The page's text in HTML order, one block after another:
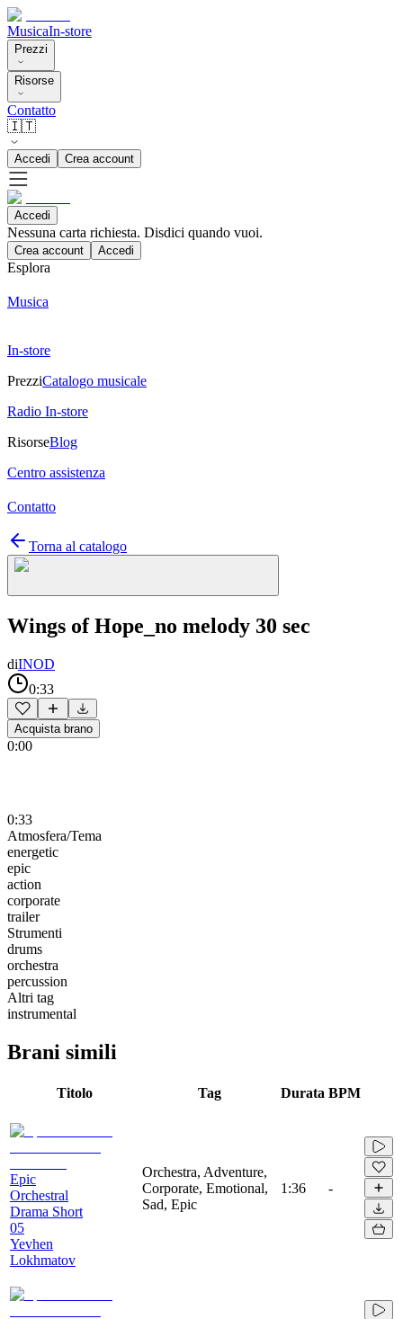
MusicaIn-store
Prezzi
Risorse
Contatto
🇮🇹
Accedi Crea account
Accedi
Nessuna carta richiesta. Disdici quando vuoi.
Crea account Accedi
Esplora
Musica
In-store
PrezziCatalogo musicale
Radio In-store
RisorseBlog
Centro assistenza
Contatto
Torna al catalogo
Wings of Hope_no melody 30 sec
diINOD
0:33
Acquista brano
0:00
0:33
Atmosfera/Tema
energetic
epic
action
corporate
trailer
Strumenti
drums
orchestra
percussion
Altri tag
instrumental
Brani simili
Titolo Tag Durata BPM
Epic
Orchestral
Drama Short
05
Yevhen
Lokhmatov
Orchestra, Adventure,
Corporate, Emotional,
Sad, Epic
1:36 -